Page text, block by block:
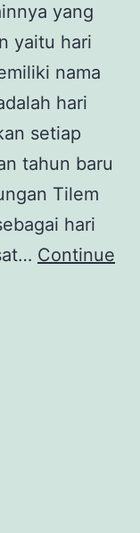
yang
yaitu hari
nama
hari
setiap
tahun baru
Tilem
hari
Continue